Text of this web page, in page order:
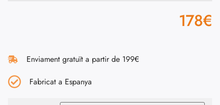
178€
Enviament gratuït a partir de 199€
Fabricat a Espanya